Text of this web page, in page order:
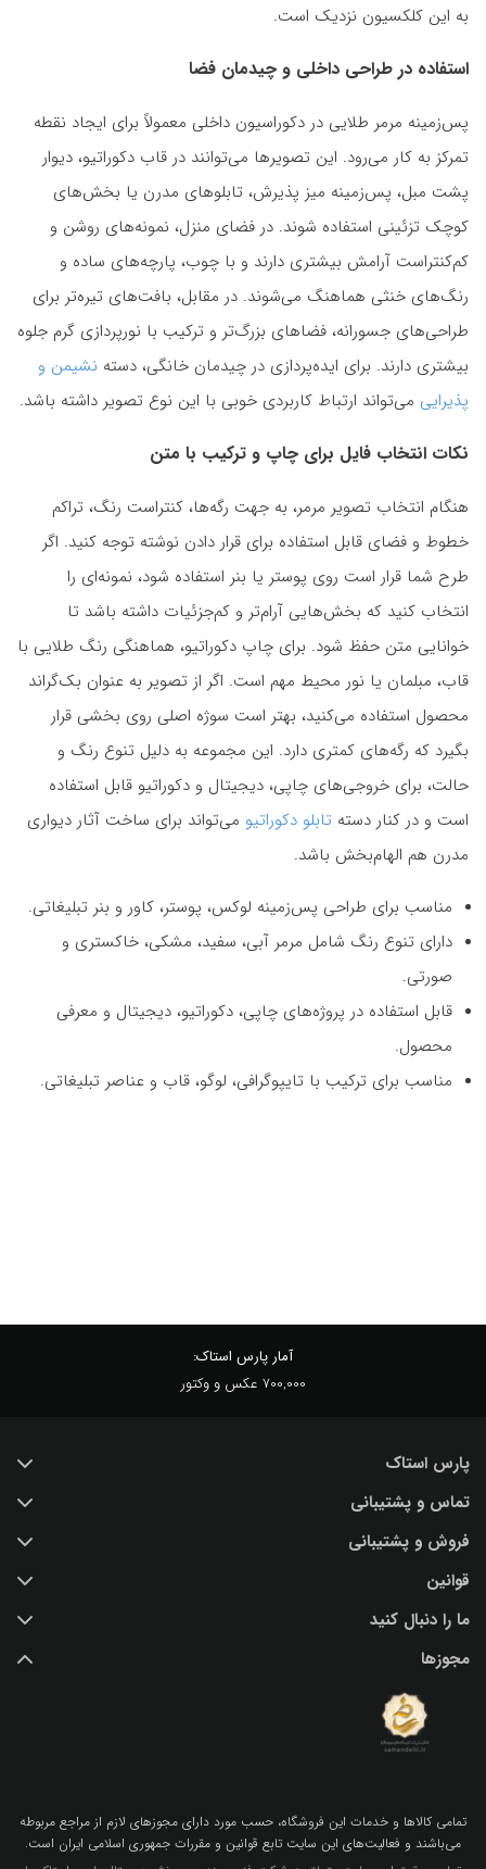
به این کلکسیون نزدیک است.
استفاده در طراحی داخلی و چیدمان فضا
پس‌زمینه مرمر طلایی در دکوراسیون داخلی معمولاً برای ایجاد نقطه
تمرکز به کار می‌رود. این تصویرها می‌توانند در قاب دکوراتیو، دیوار
پشت مبل، پس‌زمینه میز پذیرش، تابلوهای مدرن یا بخش‌های
کوچک تزئینی استفاده شوند. در فضای منزل، نمونه‌های روشن و
کم‌کنتراست آرامش بیشتری دارند و با چوب، پارچه‌های ساده و
رنگ‌های خنثی هماهنگ می‌شوند. در مقابل، بافت‌های تیره‌تر برای
طراحی‌های جسورانه، فضاهای بزرگ‌تر و ترکیب با نورپردازی گرم جلوه
بیشتری دارند. برای ایده‌پردازی در چیدمان خانگی، دسته نشیمن و
پذیرایی می‌تواند ارتباط کاربردی خوبی با این نوع تصویر داشته باشد.
نکات انتخاب فایل برای چاپ و ترکیب با متن
هنگام انتخاب تصویر مرمر، به جهت رگه‌ها، کنتراست رنگ، تراکم
خطوط و فضای قابل استفاده برای قرار دادن نوشته توجه کنید. اگر
طرح شما قرار است روی پوستر یا بنر استفاده شود، نمونه‌ای را
انتخاب کنید که بخش‌هایی آرام‌تر و کم‌جزئیات داشته باشد تا
خوانایی متن حفظ شود. برای چاپ دکوراتیو، هماهنگی رنگ طلایی با
قاب، مبلمان یا نور محیط مهم است. اگر از تصویر به عنوان بک‌گراند
محصول استفاده می‌کنید، بهتر است سوژه اصلی روی بخشی قرار
بگیرد که رگه‌های کمتری دارد. این مجموعه به دلیل تنوع رنگ و
حالت، برای خروجی‌های چاپی، دیجیتال و دکوراتیو قابل استفاده
است و در کنار دسته تابلو دکوراتیو می‌تواند برای ساخت آثار دیواری
مدرن هم الهام‌بخش باشد.
مناسب برای طراحی پس‌زمینه لوکس، پوستر، کاور و بنر تبلیغاتی.
دارای تنوع رنگ شامل مرمر آبی، سفید، مشکی، خاکستری و
صورتی.
قابل استفاده در پروژه‌های چاپی، دکوراتیو، دیجیتال و معرفی
محصول.
مناسب برای ترکیب با تایپوگرافی، لوگو، قاب و عناصر تبلیغاتی.
آمار پارس استاک:
700,000 عکس و وکتور
پارس استاک
خرید عکس با کیفیت
درباره ما
پرسش و پاسخ
اشتراک / تمدید
بلاگ پارس استاک
نکات و ترفندهای طراحی گرافیکی
تماس و پشتیبانی
تماس با ما
فروش و پشتیبانی
(IR) 021 28428845
support@parsstock.ir
قوانین
شرایط استفاده از وب سایت
سیاست حفظ حریم شخصی کاربران
ما را دنبال کنید
مجوزها
تمامي كالاها و خدمات اين فروشگاه، حسب مورد داراي مجوزهاي لازم از مراجع مربوطه
مي‌باشند و فعاليت‌هاي اين سايت تابع قوانين و مقررات جمهوري اسلامي ايران است.